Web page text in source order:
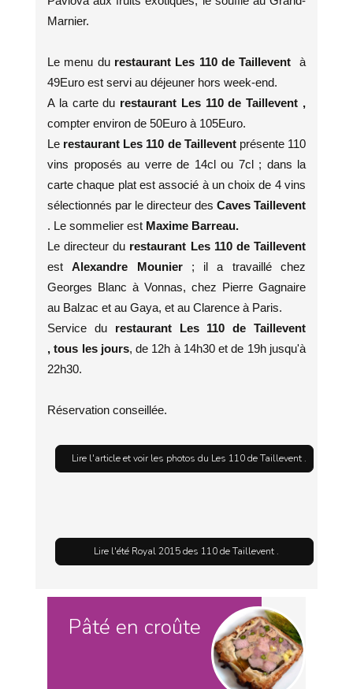
Marnier.
Le menu du restaurant Les 110 de Taillevent à
49Euro est servi au déjeuner hors week-end.
A la carte du restaurant Les 110 de Taillevent ,
compter environ de 50Euro à 105Euro.
Le restaurant Les 110 de Taillevent présente 110
vins proposés au verre de 14cl ou 7cl ; dans la
carte chaque plat est associé à un choix de 4 vins
sélectionnés par le directeur des Caves Taillevent
. Le sommelier est Maxime Barreau.
Le directeur du restaurant Les 110 de Taillevent
estAlexandre Mounier; il a travaillé chez
Georges Blanc à Vonnas, chez Pierre Gagnaire
au Balzac et au Gaya, et au Clarence à Paris.
Service du restaurant Les 110 de Taillevent
, tous les jours, de 12h à 14h30 et de 19h jusqu'à
22h30.
Réservation conseillée.
Lire l'article et voir les photos du Les 110 de Taillevent .
Lire l'été Royal 2015 des 110 de Taillevent .
Pâté en croûte